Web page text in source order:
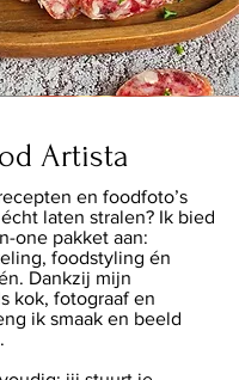
Artista
en foodfoto’s
laten stralen? Ik bied
one pakket aan:
foodstyling én
Dankzij mijn
kok, fotograaf en
ik smaak en beeld